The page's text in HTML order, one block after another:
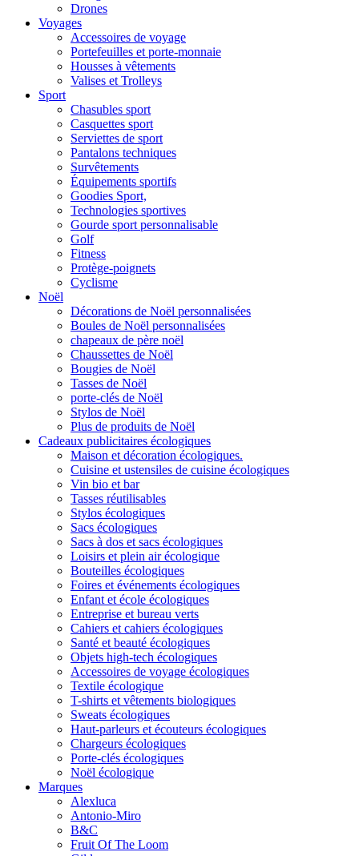
Drones
Voyages
Accessoires de voyage
Portefeuilles et porte-monnaie
Housses à vêtements
Valises et Trolleys
Sport
Chasubles sport
Casquettes sport
Serviettes de sport
Pantalons techniques
Survêtements
Équipements sportifs
Goodies Sport,
Technologies sportives
Gourde sport personnalisable
Golf
Fitness
Protège-poignets
Cyclisme
Noël
Décorations de Noël personnalisées
Boules de Noël personnalisées
chapeaux de père noël
Chaussettes de Noël
Bougies de Noël
Tasses de Noël
porte-clés de Noël
Stylos de Noël
Plus de produits de Noël
Cadeaux publicitaires écologiques
Maison et décoration écologiques.
Cuisine et ustensiles de cuisine écologiques
Vin bio et bar
Tasses réutilisables
Stylos écologiques
Sacs écologiques
Sacs à dos et sacs écologiques
Loisirs et plein air écologique
Bouteilles écologiques
Foires et événements écologiques
Enfant et école écologiques
Entreprise et bureau verts
Cahiers et cahiers écologiques
Santé et beauté écologiques
Objets high-tech écologiques
Accessoires de voyage écologiques
Textile écologique
T-shirts et vêtements biologiques
Sweats écologiques
Haut-parleurs et écouteurs écologiques
Chargeurs écologiques
Porte-clés écologiques
Noël écologique
Marques
Alexluca
Antonio-Miro
B&C
Fruit Of The Loom